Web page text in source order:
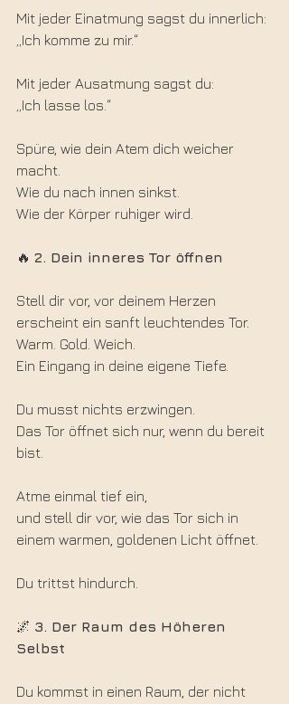
Mit jeder Einatmung sagst du innerlich:
„Ich komme zu mir.“
Mit jeder Ausatmung sagst du:
„Ich lasse los.“
Spüre, wie dein Atem dich weicher
macht.
Wie du nach innen sinkst.
Wie der Körper ruhiger wird.
🔥 2. Dein inneres Tor öffnen
Stell dir vor, vor deinem Herzen
erscheint ein sanft leuchtendes Tor.
Warm. Gold. Weich.
Ein Eingang in deine eigene Tiefe.
Du musst nichts erzwingen.
Das Tor öffnet sich nur, wenn du bereit
bist.
Atme einmal tief ein,
und stell dir vor, wie das Tor sich in
einem warmen, goldenen Licht öffnet.
Du trittst hindurch.
🌌 3. Der Raum des Höheren
Selbst
Du kommst in einen Raum, der nicht